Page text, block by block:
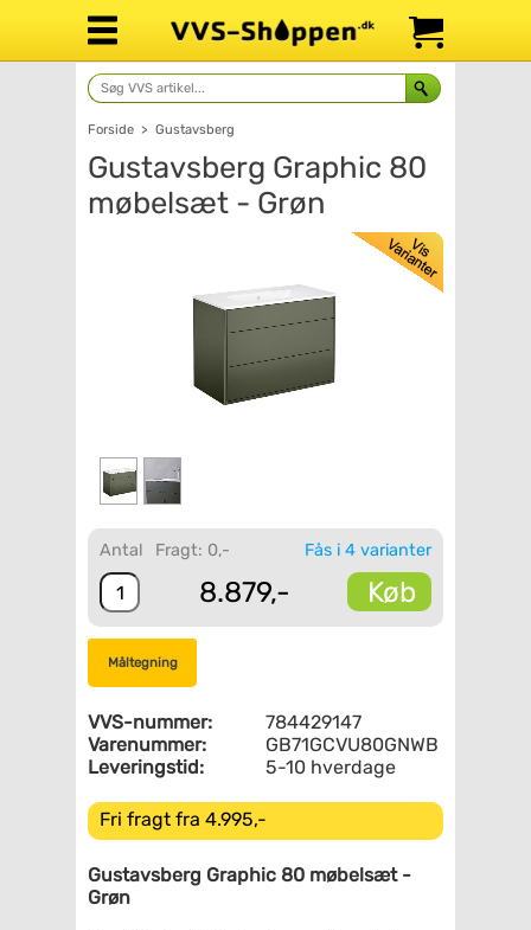
Forside > Gustavsberg
Gustavsberg Graphic 80
møbelsæt - Grøn
Fås i 4 varianter
Antal Fragt: 0,-
8.879,- Køb
Måltegning
VVS-nummer:
784429147
Varenummer:
GB71GCVU80GNWB
Leveringstid:
5-10 hverdage
Fri fragt fra 4.995,-
Gustavsberg Graphic 80 møbelsæt -
Grøn